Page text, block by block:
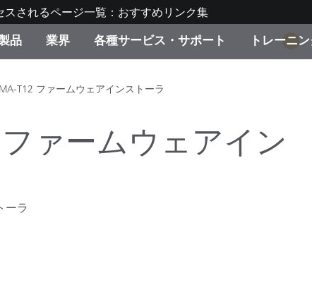
スされるページ一覧：おすすめリンク集
品
テゴリ別
生産終了製品：ア
キャンペーン
機材貸出サービス
業界
料・塗装
キスタイル
ディスプレイメー
ンターメーカー対
各種サービス・サポート
理の流れ・サービス一覧
トレーニ
レーニング
1
T12 ファームウェアインストーラ
ァームウェアイン
ーラ